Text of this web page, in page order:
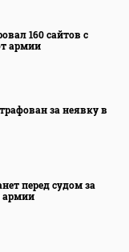
160 сайтов с
армии
за неявку в
перед судом за
армии